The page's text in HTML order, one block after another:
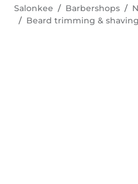
Salonkee Barbershops
Beard trimming & shaving